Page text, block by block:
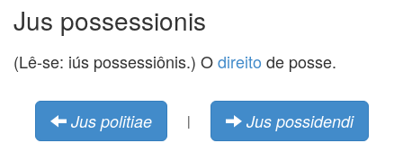
Jus possessionis
(Lê-se: iús possessiônis.) Odireito de posse.
Jus politiae | Jus possidendi